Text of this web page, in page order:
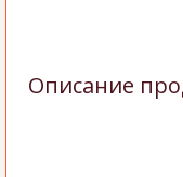
Описание